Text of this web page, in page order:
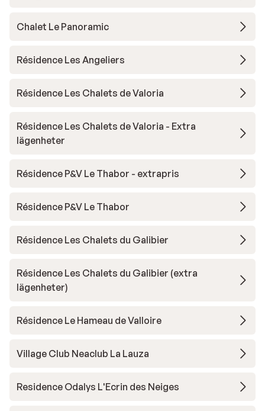
Chalet Le Panoramic
Résidence Les Angeliers
Résidence Les Chalets de Valoria
Résidence Les Chalets de Valoria - Extra
lägenheter
Résidence P&V Le Thabor - extrapris
Résidence P&V Le Thabor
Résidence Les Chalets du Galibier
Résidence Les Chalets du Galibier (extra
lägenheter)
Résidence Le Hameau de Valloire
Village Club Neaclub La Lauza
Residence Odalys L'Ecrin des Neiges